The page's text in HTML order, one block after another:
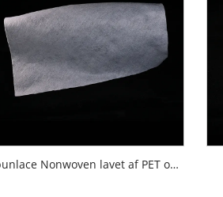
Spunlace Nonwoven lavet af PET og Rayon viskosefibre